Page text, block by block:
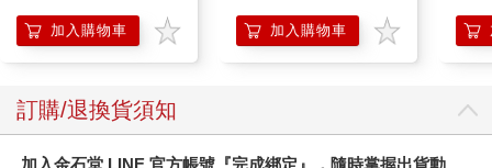
Mario Galaxy Movie
Storybook
加入購物車
企鵝 加入購物車
訂購/退換貨須知